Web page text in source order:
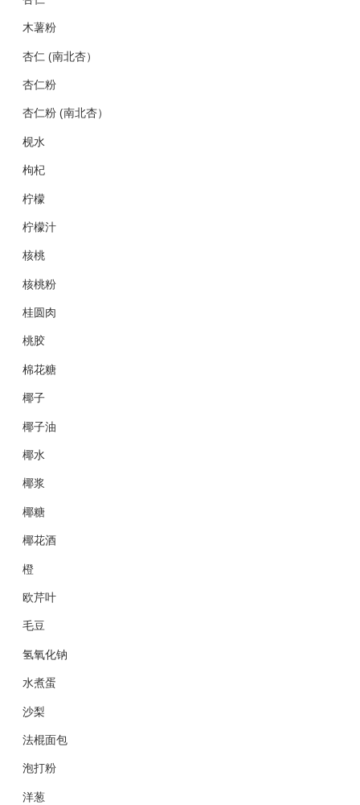
木薯粉
杏仁 (南北杏）
杏仁粉
杏仁粉 (南北杏）
枧水
枸杞
柠檬
柠檬汁
核桃
核桃粉
桂圆肉
桃胶
棉花糖
椰子
椰子油
椰水
椰浆
椰糖
椰花酒
橙
欧芹叶
毛豆
氢氧化钠
水煮蛋
沙梨
法棍面包
泡打粉
洋葱